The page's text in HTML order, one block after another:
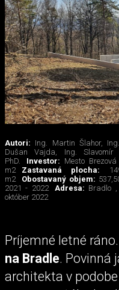
Autori: Ing. Martin Šlahor,
Dušan Vajda, Ing. Slavomír
PhD.
Investor: Mesto
m2
Zastavaná plocha:
m2
Obostavaný objem:
2021 - 2022
Adresa: Bradlo ,
október 2022
Príjemné letné
na Bradle. Povinná
architekta v